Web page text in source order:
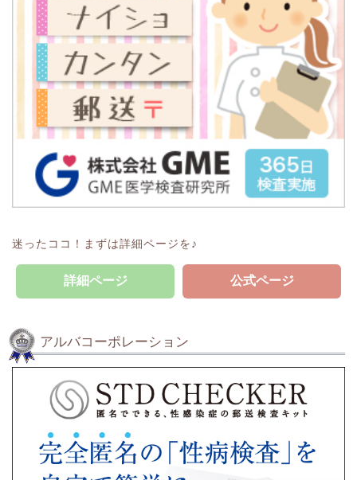
迷ったココ！まずは詳細ページを♪
詳細ページ 公式ページ
アルバコーポレーション